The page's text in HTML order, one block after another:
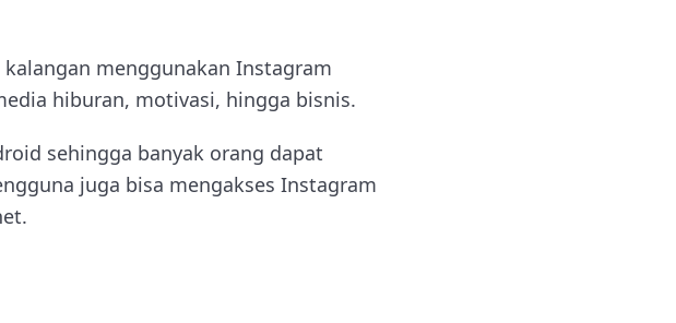
menggunakan Instagram
hiburan, motivasi, hingga bisnis.
sehingga banyak orang dapat
juga bisa mengakses Instagram